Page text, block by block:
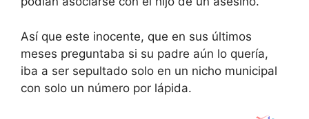
Así que este inocente, que en sus últimos
meses preguntaba si su padre aún lo quería,
iba a ser sepultado solo en un nicho municipal
con solo un número por lápida.